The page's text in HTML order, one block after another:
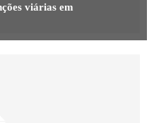
viárias em